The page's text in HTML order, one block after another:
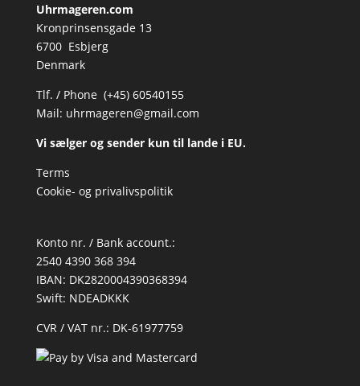
Uhrmageren.com
Kronprinsensgade 13
6700 Esbjerg
Denmark
Tlf. / Phone (+45) 60540155
Mail: uhrmageren@gmail.com
Vi sælger og sender kun til lande i EU.
Terms
Cookie- og privalivspolitik
Konto nr. / Bank account.:
2540 4390 368 394
IBAN: DK2820004390368394
Swift: NDEADKKK
CVR / VAT nr.: DK-61977759